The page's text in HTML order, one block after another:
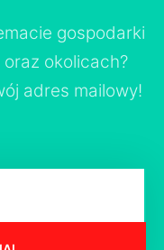
gospodarki
okolicach?
adres mailowy!